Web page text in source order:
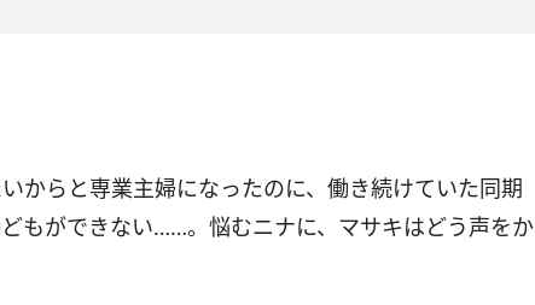
からと専業主婦になったのに、働き続けていた同期
もができない……。悩むニナに、マサキはどう声をか